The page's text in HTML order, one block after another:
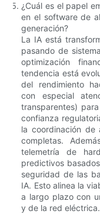
¿Cuál es el papel
en el software de
generación?
La IA está
pasando de
optimización
tendencia está
del rendimiento
con especial
transparentes)
confianza
la coordinación de
completas.
telemetría de
predictivos
seguridad de las
IA. Esto alinea la
a largo plazo con
y de la red eléctrica.